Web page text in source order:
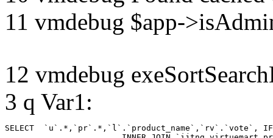
11 vmdebug $app-
12 vmdebug
3 q Var1:
SELECT  `u`.*,`pr`.*,`l`.`product_name`,`rv`.`vote`,